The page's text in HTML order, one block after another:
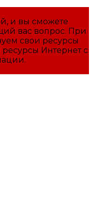
и вы сможете
вас вопрос. При
свои ресурсы
Интернет с